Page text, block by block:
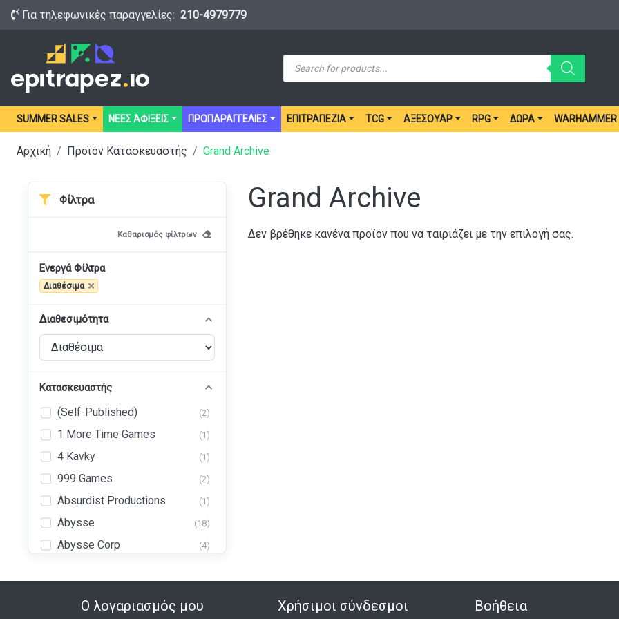
Για τηλεφωνικές παραγγελίες: 210-4979779
Products
search
SUMMER SALES ΝΕΕΣ ΑΦΙΞΕΙΣ ΠΡΟΠΑΡΑΓΓΕΛΙΕΣ ΕΠΙΤΡΑΠΈΖΙΑ TCG ΑΞΕΣΟΥΆΡ RPG ΔΏΡΑ WARHAMMER
Αρχική Προϊόν Κατασκευαστής Grand Archive
Grand Archive
Δεν βρέθηκε κανένα προϊόν που να ταιριάζει με την επιλογή σας.
Φίλτρα
Καθαρισμός φίλτρων
Ενεργά Φίλτρα
Διαθέσιμα
Διαθεσιμότητα
Κατασκευαστής
(Self-Published) (2)
1 More Time Games (1)
4 Kavky (1)
999 Games (2)
Absurdist Productions (1)
Abysse (18)
Abysse Corp (4)
Games)Ο λογαριασμός μου Χρήσιμοι σύνδεσμοι Βοήθεια